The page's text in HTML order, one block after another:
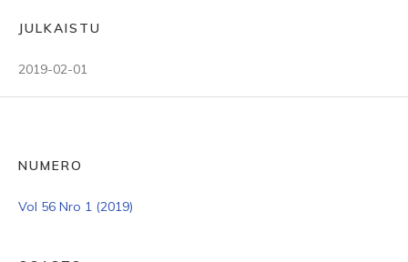
JULKAISTU
2019-02-01
NUMERO
Vol 56 Nro 1 (2019)